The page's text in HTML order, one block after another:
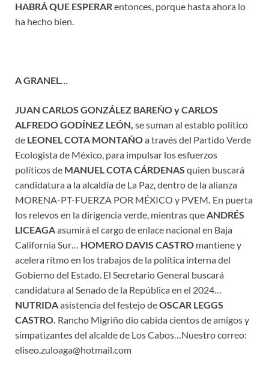
HABRÁ QUE ESPERARentonces, porque hasta ahora lo
ha hecho bien.
A GRANEL…
JUAN CARLOS GONZÁLEZ BAREÑO y CARLOS
ALFREDO GODÍNEZ LEÓN, se suman al establo político
de LEONEL COTA MONTAÑOa través del Partido Verde
Ecologista de México, para impulsar los esfuerzos
políticos de MANUEL COTA CÁRDENAS quien buscará
candidatura a la alcaldía de La Paz, dentro de la alianza
MORENA-PT-FUERZA POR MÉXICO y PVEM. En puerta
los relevos en la dirigencia verde, mientras queANDRÉS
LICEAGAasumirá el cargo de enlace nacional en Baja
California Sur… HOMERO DAVIS CASTRO mantiene y
acelera ritmo en los trabajos de la política interna del
Gobierno del Estado. El Secretario General buscará
candidatura al Senado de la República en el 2024…
NUTRIDAasistencia del festejo deOSCAR LEGGS
CASTRO. Rancho Migriño dio cabida cientos de amigos y
simpatizantes del alcalde de Los Cabos…Nuestro correo:
eliseo.zuloaga@hotmail.com